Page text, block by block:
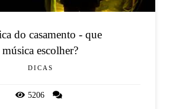
do casamento - que
música escolher?
DICAS
5206